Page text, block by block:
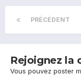
PRÉCÉDENT
Rejoignez la
Vous pouvez poster